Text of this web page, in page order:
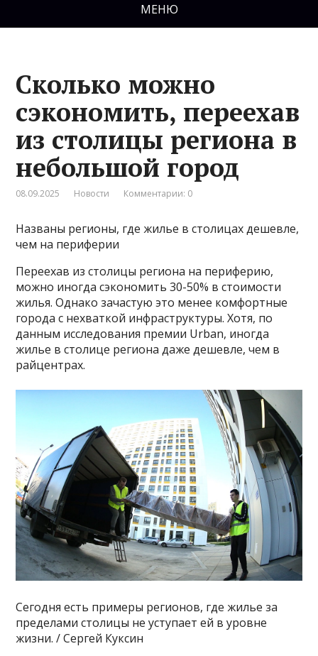
МЕНЮ
Сколько можно
сэкономить, переехав
из столицы региона в
небольшой город
08.09.2025 Новости Комментарии: 0
Названы регионы, где жилье в столицах дешевле,
чем на периферии
Переехав из столицы региона на периферию,
можно иногда сэкономить 30-50% в стоимости
жилья. Однако зачастую это менее комфортные
города с нехваткой инфраструктуры. Хотя, по
данным исследования премии Urban, иногда
жилье в столице региона даже дешевле, чем в
райцентрах.
Сегодня есть примеры регионов, где жилье за
пределами столицы не уступает ей в уровне
жизни. / Сергей Куксин